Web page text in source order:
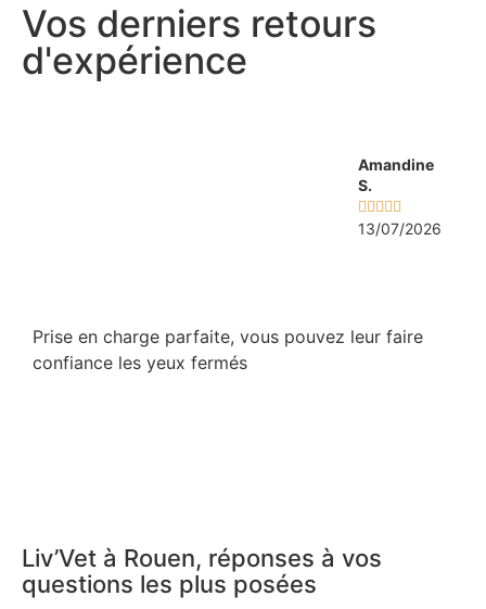
Vos derniers retours
d'expérience
Amandine
S.
    
13/07/2026
Prise en charge parfaite, vous pouvez leur faire
confiance les yeux fermés
Liv’Vet à Rouen, réponses à vos
questions les plus posées